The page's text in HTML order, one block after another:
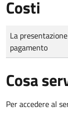
Costi
Tipo di pagamento
Importo
La
pagamento
Cosa
Per accedere al